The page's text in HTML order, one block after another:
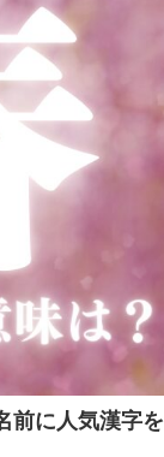
前に人気漢字を